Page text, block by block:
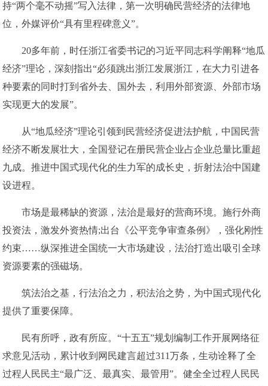
持“两个毫不动摇”写入法律，第一次明确民营经济的法律地
位，外媒评价“具有里程碑意义”。
20多年前，时任浙江省委书记的习近平同志科学阐释“地瓜
经济”理论，深刻指出“必须跳出浙江发展浙江，在大力引进各
种要素的同时打到省外去、国外去，利用外部资源、外部市场
实现更大的发展”。
从“地瓜经济”理论引领到民营经济促进法护航，中国民营
经济不断发展壮大，全国登记在册民营企业占企业总量比重超
九成。推进中国式现代化的生力军的成长史，折射法治中国建
设进程。
市场是最稀缺的资源，法治是最好的营商环境。施行外商
投资法，激发外资热情;出台《公平竞争审查条例》，强化刚性
约束……纵深推进全国统一大市场建设，法治打造出吸引全球
资源要素的强磁场。
筑法治之基，行法治之力，积法治之势，为中国式现代化
提供了重要保障。
民有所呼，政有所应。“十五五”规划编制工作开展网络征
求意见活动，累计收到网民建言超过311万条，生动诠释了全
过程人民民主“最广泛、最真实、最管用”。健全全过程人民民